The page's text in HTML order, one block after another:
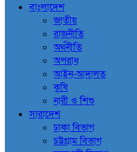
বাংলাদেশ
জাতীয়
রাজনীতি
অর্থনীতি
অপরাধ
আইন-আদালত
কৃষি
নারী ও শিশু
সারাদেশ
ঢাকা বিভাগ
চট্টগ্রাম বিভাগ